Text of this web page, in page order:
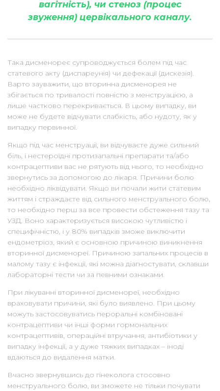
вагітність), чи стеноз (процес
звуження) цервікального каналу.
Така дисменореє супроводжується болем під час
статевого акту (диспареунія) чи дефекації (дискезія).
Варто зауважити, що вторинна дисменорея не
збігається по тривалості повністю з менструацією, а
лише частково перекривається. В цьому випадку, ви
може не будете відчувати слабкість, або нудоту, як у
випадку первинної.
Якщо під час менструації, ви відчуваєте дуже сильний
біль, і нестероїдні протизапальні препарати та/або
контрацептиви вас не рятують від нього, то необхідно
звернутись за допомогою до лікаря. Причини болю
необхідно ліквідувати. Якщо ви почали жити статевим
життям і страждаєте від сильного менструального болю,
то необхідно перш за все провести обстеження тазу та
УЗД. Воно характеризується високою чутливістю і
специфічністю, і у 80% випадків зможе виключити
ендометріоз, який є основною причиною виникнення
вторинної дисменореї. Причиною запальних процесів в
малому тазу є інфекції, які можна діагностувати, склавши
лабораторні тести чи за певними ознаками.
При лікуванні вторинної дисменореї, необхідно
враховувати причини, які було виявлено. При цьому
можуть застосовуватись пероральні комбіновані
контрацептиви чи інші форми гормональних
контрацептивів, операційні втручання, антибіотики у
випадку інфекції, а у дуже тяжких випадках – іноді
вдаються до видалення матки.
Вчасно звернувшись до гінеколога стосовно
менструального болю, ви зможете не тільки почувати